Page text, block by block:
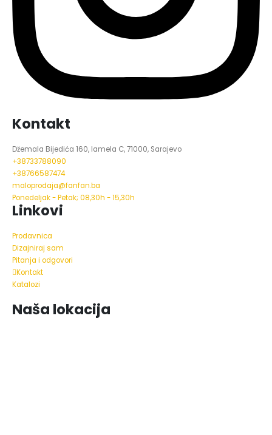
Kontakt
Džemala Bijedića 160, lamela C, 71000, Sarajevo
+38733788090
+38766587474
maloprodaja@fanfan.ba
Ponedeljak - Petak; 08,30h - 15,30h
Linkovi
Prodavnica
Dizajniraj sam
Pitanja i odgovori
Kontakt
Katalozi
Naša lokacija